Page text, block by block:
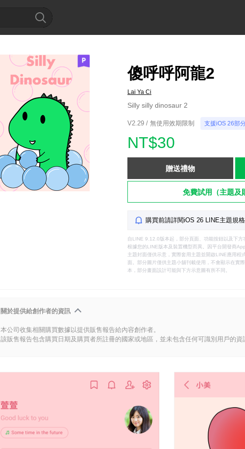
傻呼呼阿龍2
Lai Ya Ci
Silly silly dinosaur 2
V2.29 / 無使用效期限制 支援iOS 26部
NT$30
贈送禮物
免費試用（主題及
購買前請詳閱iOS 26 LINE主題規
自LINE 9.12.0版本起，部分頁面、功能按鈕以及下
根據您的LINE版本及裝置機型而異。因平台開發商
主題封面僅供示意，實際套用主題並開啟LINE應用程
面。部分圖片僅供主題小舖刊載使用，不會顯示在實
本，部分畫面設計可能與下方示意圖有所不同。
關於提供給創作者的資訊
本公司收集相關購買數據以提供販售報告給內容創作者。
該販售報告包含購買日期及購買者所註冊的國家或地區，並未包含任何可識別用戶的資